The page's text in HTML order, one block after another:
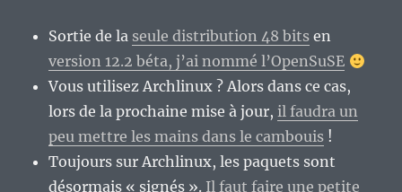
Sortie de la seule distribution 48 bits en
version 12.2 béta, j’ai nommé l’OpenSuSE
Vous utilisez Archlinux ? Alors dans ce cas,
lors de la prochaine mise à jour,il faudra un
peu mettre les mains dans le cambouis !
Toujours sur Archlinux, les paquets sont
désormais « signés ». Il faut faire une petite